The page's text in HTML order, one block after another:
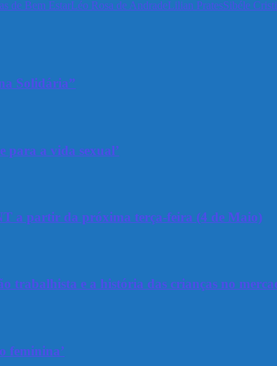
de Bem EstarLéo Rosa de AndradeLilian PratesSibéle
Solidária”
para a vida sexual’
a partir da próxima terça-feira (4 de Maio)
trabalhista e a história das crianças no
feminina’